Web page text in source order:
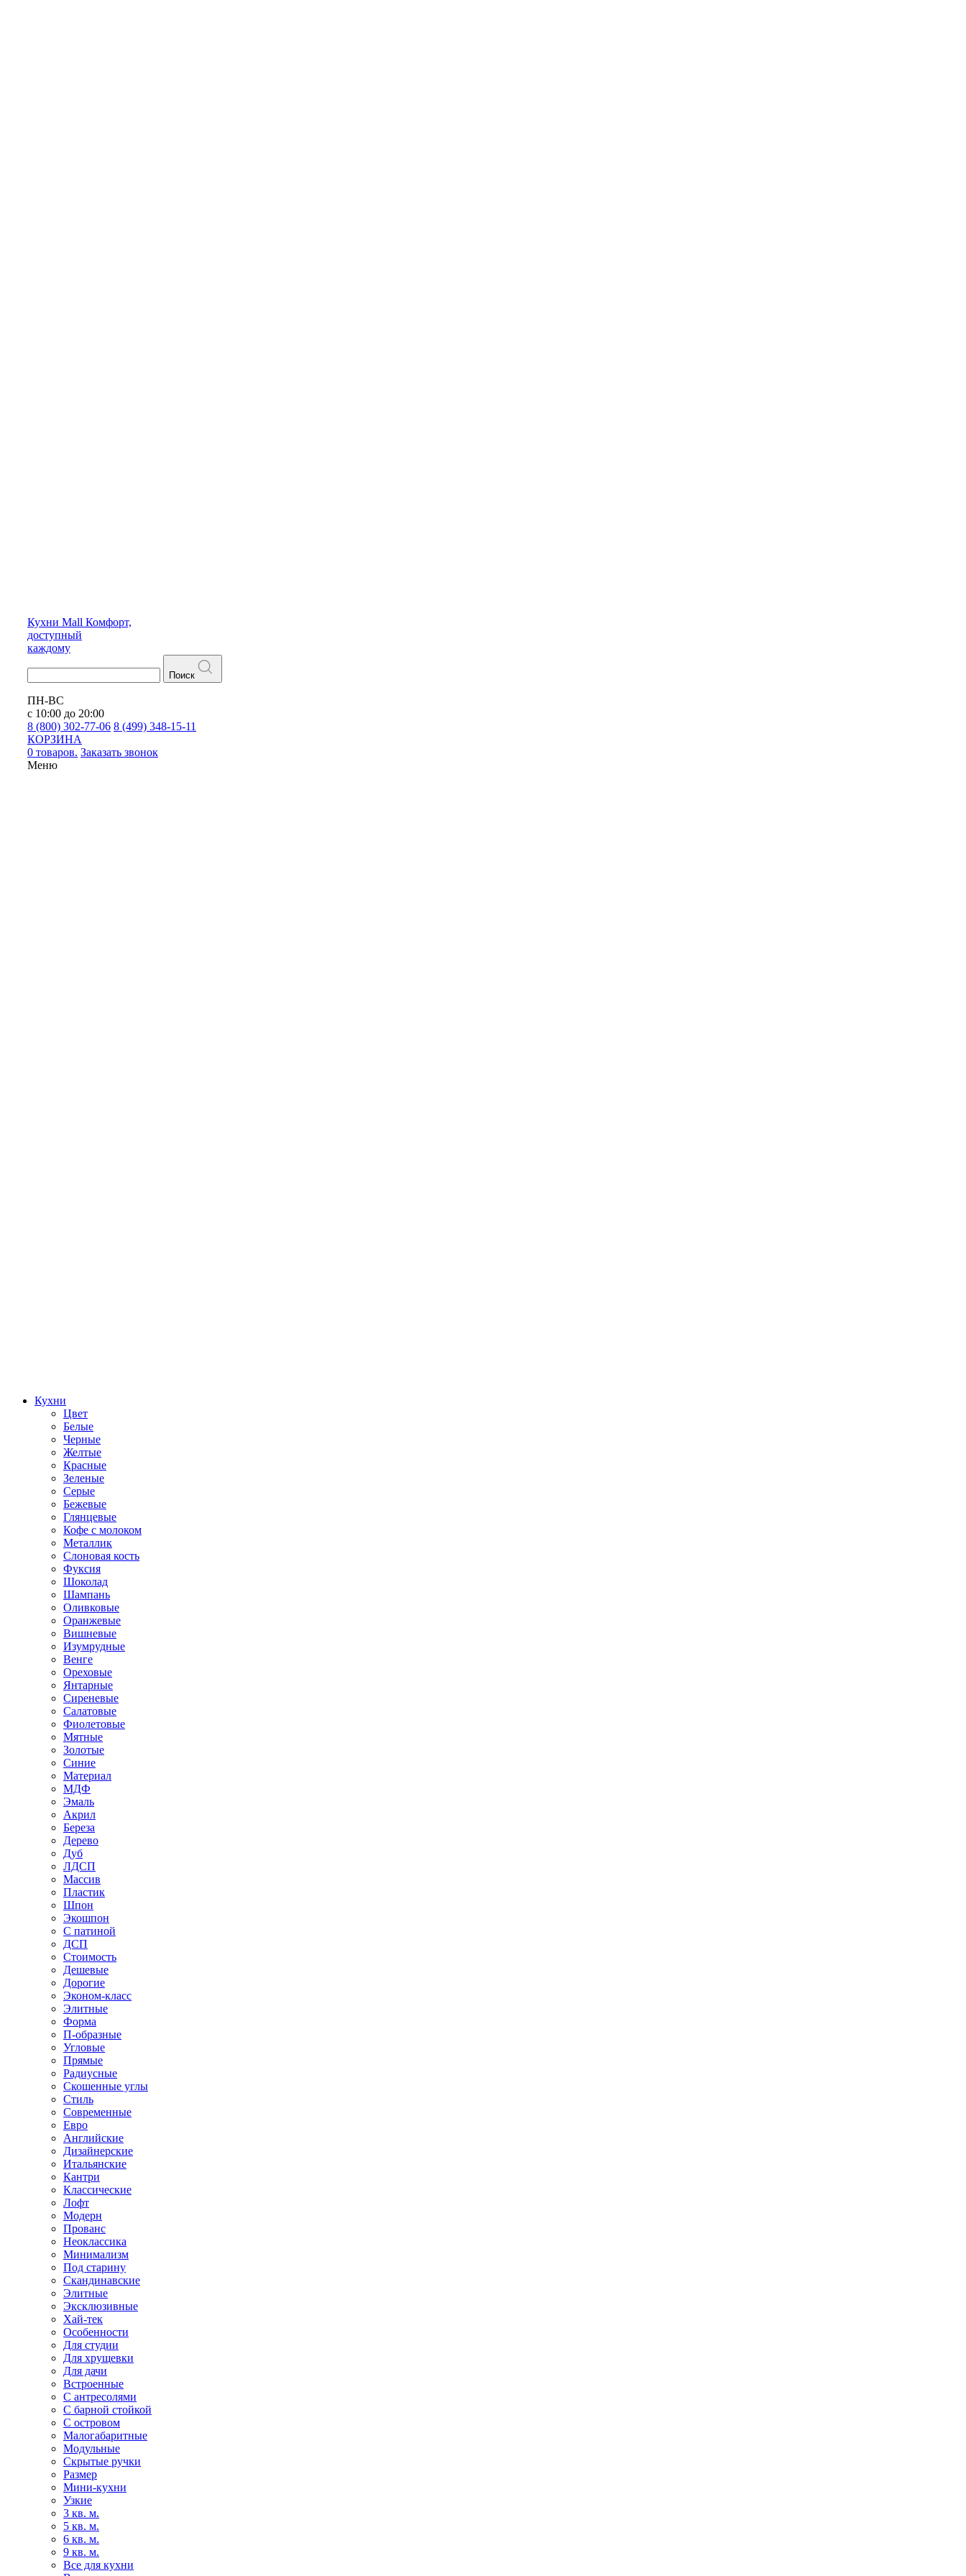
Кухни Mall Комфорт,
доступный
каждому
Поиск
ПН-ВС
с 10:00 до 20:00
8 (800) 302-77-06 8 (499) 348-15-11
КОРЗИНА
0 товаров. Заказать звонок
Меню
Кухни
Цвет
Белые
Черные
Желтые
Красные
Зеленые
Серые
Бежевые
Глянцевые
Кофе с молоком
Металлик
Слоновая кость
Фуксия
Шоколад
Шампань
Оливковые
Оранжевые
Вишневые
Изумрудные
Венге
Ореховые
Янтарные
Сиреневые
Салатовые
Фиолетовые
Мятные
Золотые
Синие
Материал
МДФ
Эмаль
Акрил
Береза
Дерево
Дуб
ЛДСП
Массив
Пластик
Шпон
Экошпон
С патиной
ДСП
Стоимость
Дешевые
Дорогие
Эконом-класс
Элитные
Форма
П-образные
Угловые
Прямые
Радиусные
Скошенные углы
Стиль
Современные
Евро
Английские
Дизайнерские
Итальянские
Кантри
Классические
Лофт
Модерн
Прованс
Неоклассика
Минимализм
Под старину
Скандинавские
Элитные
Эксклюзивные
Хай-тек
Особенности
Для студии
Для хрущевки
Для дачи
Встроенные
С антресолями
С барной стойкой
С островом
Малогабаритные
Модульные
Скрытые ручки
Размер
Мини-кухни
Узкие
3 кв. м.
5 кв. м.
6 кв. м.
9 кв. м.
Все для кухни